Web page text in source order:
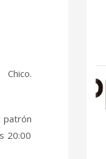
patrón
20:00